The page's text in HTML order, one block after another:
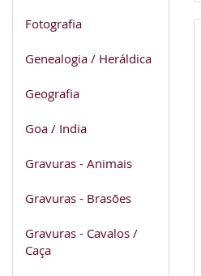
Fotografia
Genealogia / Heráldica
Geografia
Goa / India
Gravuras - Animais
Gravuras - Brasões
Gravuras - Cavalos /
Caça